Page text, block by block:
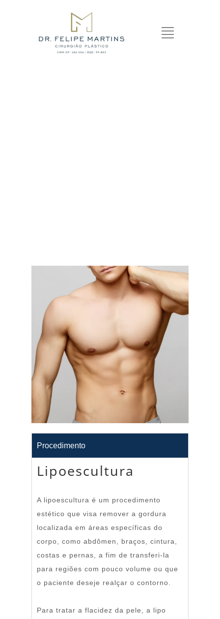
Procedimento
Lipoescultura
A lipoescultura é um procedimento
estético que visa remover a gordura
localizada em áreas específicas do
corpo, como abdômen, braços, cintura,
costas e pernas, a fim de transferi-la
para regiões com pouco volume ou que
o paciente deseje realçar o contorno.
Para tratar a flacidez da pele, a lipo